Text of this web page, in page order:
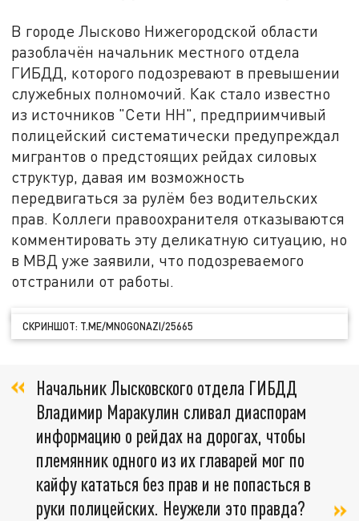
В городе Лысково Нижегородской области
разоблачён начальник местного отдела
ГИБДД, которого подозревают в превышении
служебных полномочий. Как стало известно
из источников "Сети НН", предприимчивый
полицейский систематически предупреждал
мигрантов о предстоящих рейдах силовых
структур, давая им возможность
передвигаться за рулём без водительских
прав. Коллеги правоохранителя отказываются
комментировать эту деликатную ситуацию, но
в МВД уже заявили, что подозреваемого
отстранили от работы.
СКРИНШОТ: T.ME/MNOGONAZI/25665
Начальник Лысковского отдела ГИБДД
Владимир Маракулин сливал диаспорам
информацию о рейдах на дорогах, чтобы
племянник одного из их главарей мог по
кайфу кататься без прав и не попасться в
руки полицейских. Неужели это правда?